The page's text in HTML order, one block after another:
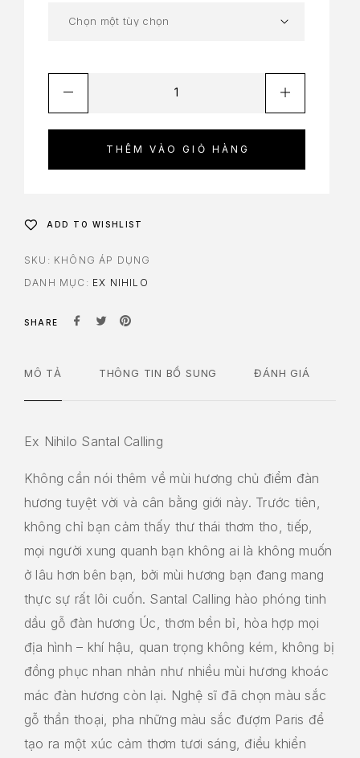
THÊM VÀO GIỎ HÀNG
ADD TO WISHLIST
SKU: KHÔNG ÁP DỤNG
DANH MỤC: EX NIHILO
SHARE
MÔ TẢ THÔNG TIN BỔ SUNG ĐÁNH GIÁ
Ex Nihilo Santal Calling
Không cần nói thêm về mùi hương chủ điểm đàn
hương tuyệt vời và cân bằng giới này. Trước tiên,
không chỉ bạn cảm thấy thư thái thơm tho, tiếp,
mọi người xung quanh bạn không ai là không muốn
ở lâu hơn bên bạn, bởi mùi hương bạn đang mang
thực sự rất lôi cuốn. Santal Calling hào phóng tinh
dầu gỗ đàn hương Úc, thơm bền bỉ, hòa hợp mọi
địa hình – khí hậu, quan trọng không kém, không bị
đồng phục nhan nhản như nhiều mùi hương khoác
mác đàn hương còn lại. Nghệ sĩ đã chọn màu sắc
gỗ thần thoại, pha những màu sắc đượm Paris để
tạo ra một xúc cảm thơm tươi sáng, điều khiển